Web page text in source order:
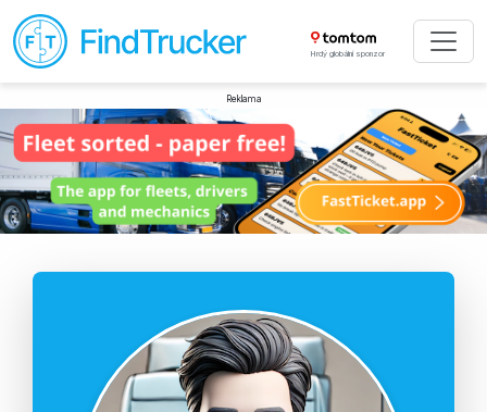
Hrdý globální sponzor
Reklama